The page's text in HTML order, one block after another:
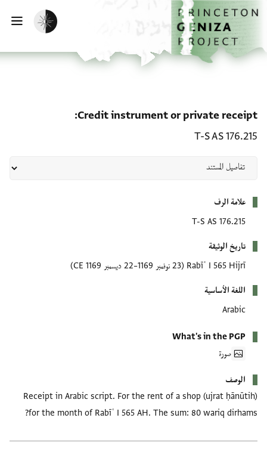
إلى المحتوى الرئيسي
الرئيسية
تفعيل الوضع المظلم
Credit instrument or private receipt
T-S AS 176.215
علامة الرف
T-S AS 176.215
تاريخ الوثيقة
Rabīʿ I 565 Hijrī (23 نوفمبر 1169–22 ديسمبر 1169 CE)
اللغة الأساسية
Arabic
What's in the PGP
صورة
الوصف
Receipt in Arabic script. For the rent of a shop (ujrat ḥānūtih)
for the month of Rabīʿ I 565 AH. The sum: 80 wariq dirhams?